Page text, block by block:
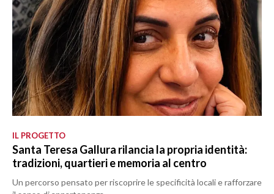
IL PROGETTO
Santa Teresa Gallura rilancia la propria identità:
tradizioni, quartieri e memoria al centro
Un percorso pensato per riscoprire le specificità locali e rafforzare